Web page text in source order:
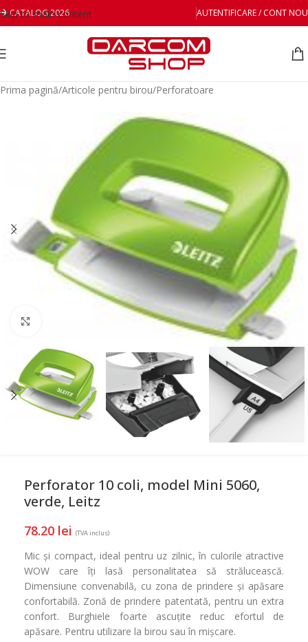
Skip to main content
CATALOG 2026 AUTENTIFICARE / CONT NOU
Prima pagină/Articole pentru birou/Perforatoare
Perforator 10 coli, model Mini 5060,
verde, Leitz
78.20 lei (TVA inclus)
Mic și compact, ideal pentru uz zilnic, în culorile atractive
WOW care îți lasă personalitatea să strălucească.
Dimensiune convenabilă, cu zona de prindere și apăsare
confortabilă. Zonă de prindere patentată, pentru un extra
confort. Burghiele foarte ascuțite reduc efortul de
apăsare. Pentru utilizare la birou sau în mișcare.